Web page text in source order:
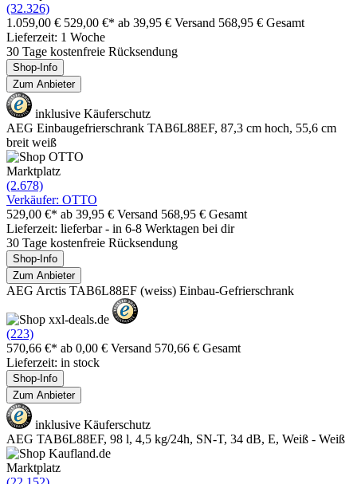
(32.326)
1.059,00 € 529,00 €* ab 39,95 € Versand 568,95 € Gesamt
Lieferzeit: 1 Woche
30 Tage kostenfreie Rücksendung
Shop-Info
Zum Anbieter
inklusive Käuferschutz
AEG Einbaugefrierschrank TAB6L88EF, 87,3 cm hoch, 55,6 cm
breit weiß
Marktplatz
(2.678)
Verkäufer: OTTO
529,00 €* ab 39,95 € Versand 568,95 € Gesamt
Lieferzeit: lieferbar - in 6-8 Werktagen bei dir
30 Tage kostenfreie Rücksendung
Shop-Info
Zum Anbieter
AEG Arctis TAB6L88EF (weiss) Einbau-Gefrierschrank
(223)
570,66 €* ab 0,00 € Versand 570,66 € Gesamt
Lieferzeit: in stock
Shop-Info
Zum Anbieter
inklusive Käuferschutz
AEG TAB6L88EF, 98 l, 4,5 kg/24h, SN-T, 34 dB, E, Weiß - Weiß
Marktplatz